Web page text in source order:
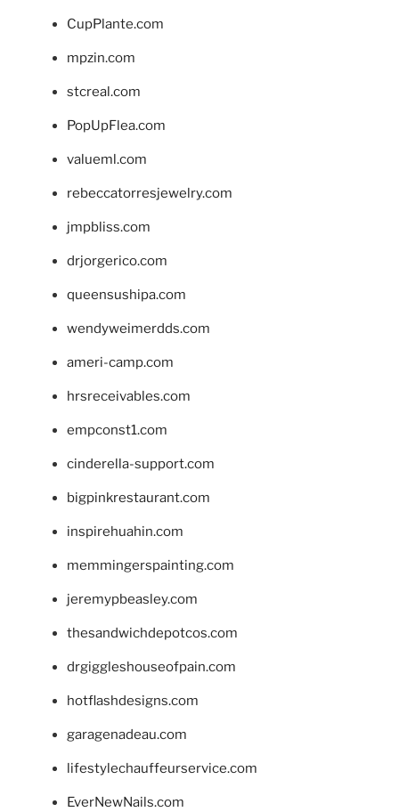
CupPlante.com
mpzin.com
stcreal.com
PopUpFlea.com
valueml.com
rebeccatorresjewelry.com
jmpbliss.com
drjorgerico.com
queensushipa.com
wendyweimerdds.com
ameri-camp.com
hrsreceivables.com
empconst1.com
cinderella-support.com
bigpinkrestaurant.com
inspirehuahin.com
memmingerspainting.com
jeremypbeasley.com
thesandwichdepotcos.com
drgiggleshouseofpain.com
hotflashdesigns.com
garagenadeau.com
lifestylechauffeurservice.com
EverNewNails.com